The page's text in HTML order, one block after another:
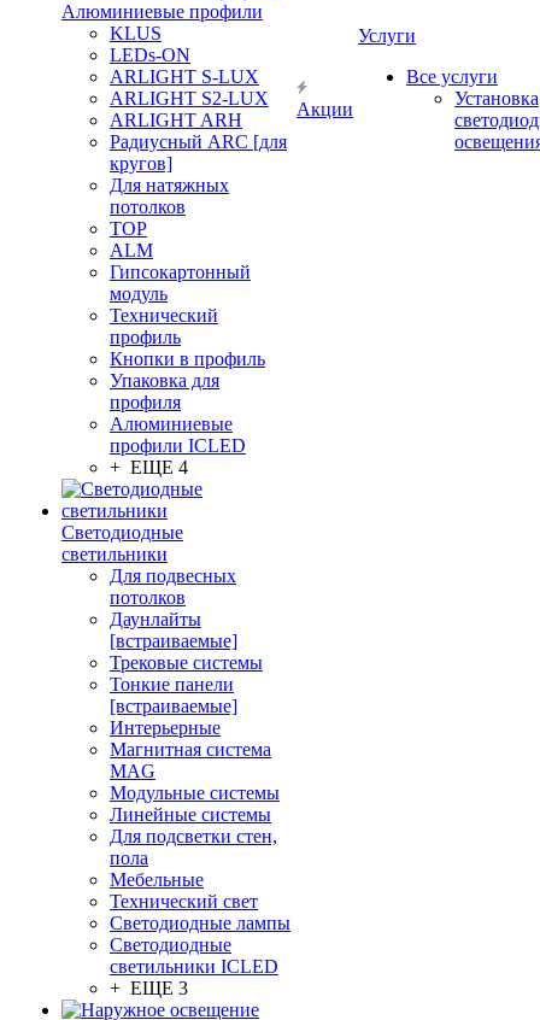
Алюминиевые профили
KLUS
LEDs-ON
ARLIGHT S-LUX
ARLIGHT S2-LUX
ARLIGHT ARH
Радиусный ARC [для
кругов]
Для натяжных
потолков
TOP
ALM
Гипсокартонный
модуль
Технический
профиль
Кнопки в профиль
Упаковка для
профиля
Алюминиевые
профили ICLED
+ ЕЩЕ 4
Светодиодные
светильники
Для подвесных
потолков
Даунлайты
[встраиваемые]
Трековые системы
Тонкие панели
[встраиваемые]
Интерьерные
Магнитная система
MAG
Модульные системы
Линейные системы
Для подсветки стен,
пола
Мебельные
Технический свет
Светодиодные лампы
Светодиодные
светильники ICLED
+ ЕЩЕ 3
Акции
Услуги
Все услуги
Установка